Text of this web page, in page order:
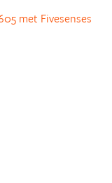
met Fivesenses